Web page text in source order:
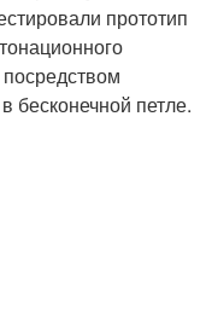
прототип
посредством
петле.